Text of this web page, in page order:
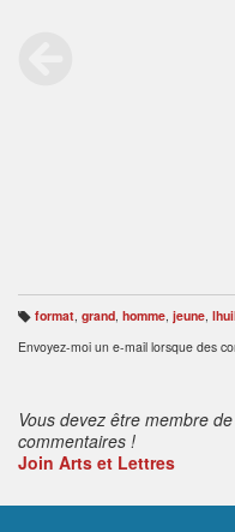
B
ali
s
format, grand, homme, jeune,
Envoyez-moi un e-mail lorsque des
Vous devez être membre
commentaires !
Join Arts et Lettres